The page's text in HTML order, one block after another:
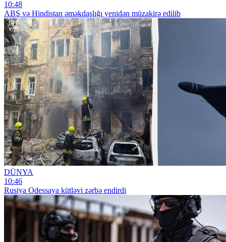
10:48
ABŞ və Hindistan əməkdaşlığı yenidən müzakirə edilib
DÜNYA
10:46
Rusiya Odessaya kütləvi zərbə endirdi